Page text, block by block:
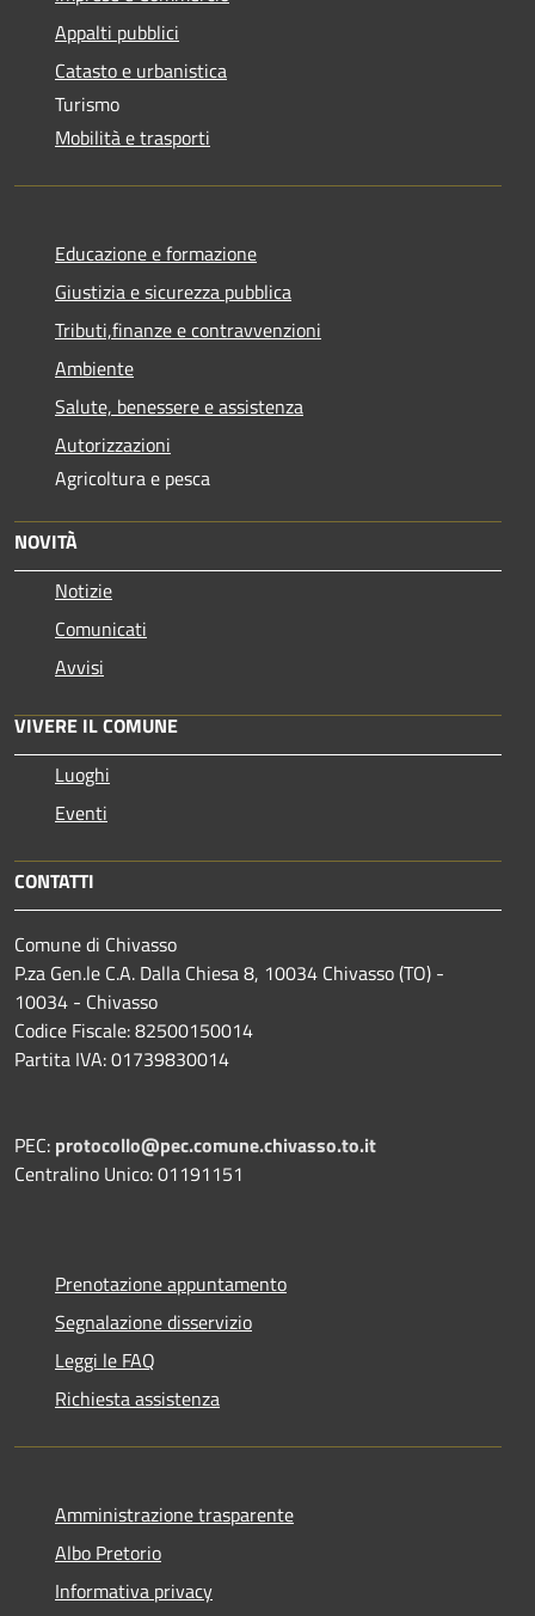
Appalti pubblici
Catasto e urbanistica
Turismo
Mobilità e trasporti
Educazione e formazione
Giustizia e sicurezza pubblica
Tributi,finanze e contravvenzioni
Ambiente
Salute, benessere e assistenza
Autorizzazioni
Agricoltura e pesca
NOVITÀ
Notizie
Comunicati
Avvisi
VIVERE IL COMUNE
Luoghi
Eventi
CONTATTI
Comune di Chivasso
P.za Gen.le C.A. Dalla Chiesa 8, 10034 Chivasso (TO) -
10034 - Chivasso
Codice Fiscale: 82500150014
Partita IVA: 01739830014
PEC: protocollo@pec.comune.chivasso.to.it
Centralino Unico: 01191151
Prenotazione appuntamento
Segnalazione disservizio
Leggi le FAQ
Richiesta assistenza
Amministrazione trasparente
Albo Pretorio
Informativa privacy